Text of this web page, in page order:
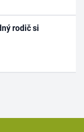
rodič si